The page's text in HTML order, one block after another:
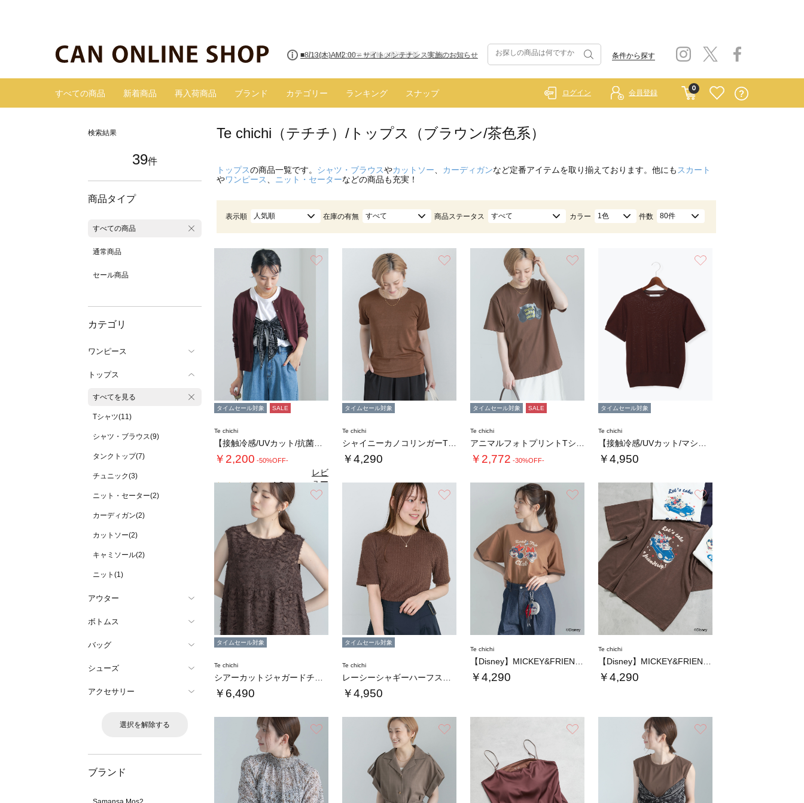
■【お知らせ】ヤマト運輸の配送遅延・停止について 条件から探す
すべての商品 新着商品 再入荷商品 ブランド カテゴリー ランキング スナップ
0
ログイン 会員登録
検索結果
39件
商品タイプ
すべての商品
通常商品
セール商品
カテゴリ
ワンピース
トップス
すべてを見る
Tシャツ(11)
シャツ・ブラウス(9)
タンクトップ(7)
チュニック(3)
ニット・セーター(2)
カーディガン(2)
カットソー(2)
キャミソール(2)
ニット(1)
アウター
ボトムス
バッグ
シューズ
アクセサリー
選択を解除する
ブランド
Te chichi（テチチ）/トップス（ブラウン/茶色系）
トップスの商品一覧です。 シャツ・ブラウスやカットソー カーディガンなど定番アイテムを取り揃えております。他にも スカート
やワンピース ニット・セーターなどの商品も充実！
表示順 人気順 在庫の有無 すべて 商品ステータス すべて カラー 1色 件数 80件
タイムセール対象 SALE
Te chichi
￥2,200 -50%OFF-
4.3（8）
レビ
ュー
を見
る
タイムセール対象
Te chichi
￥4,290
タイムセール対象 SALE
Te chichi
￥2,772 -30%OFF-
タイムセール対象
Te chichi
￥4,950
タイムセール対象
Te chichi
￥6,490
タイムセール対象
Te chichi
￥4,950
Te chichi
￥4,290
お気に入り
Te chichi
￥4,290